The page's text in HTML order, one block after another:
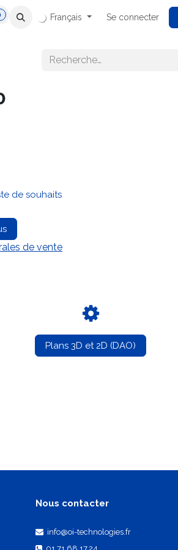
Français Se connecter
de souhaits
de vente
Plans 3D et 2D (DAO)
Nous contacter
info@oi-technologies.fr